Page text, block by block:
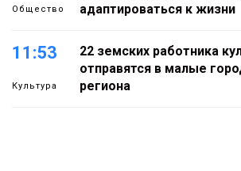
Общество
адаптироваться к жизни
11:53
Культура
22 земских работника
отправятся в малые
региона